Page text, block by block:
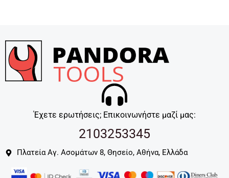
Έχετε ερωτήσεις; Επικοινωνήστε μαζί μας:
2103253345
Πλατεία Αγ. Ασομάτων 8, Θησείο, Αθήνα, Ελλάδα